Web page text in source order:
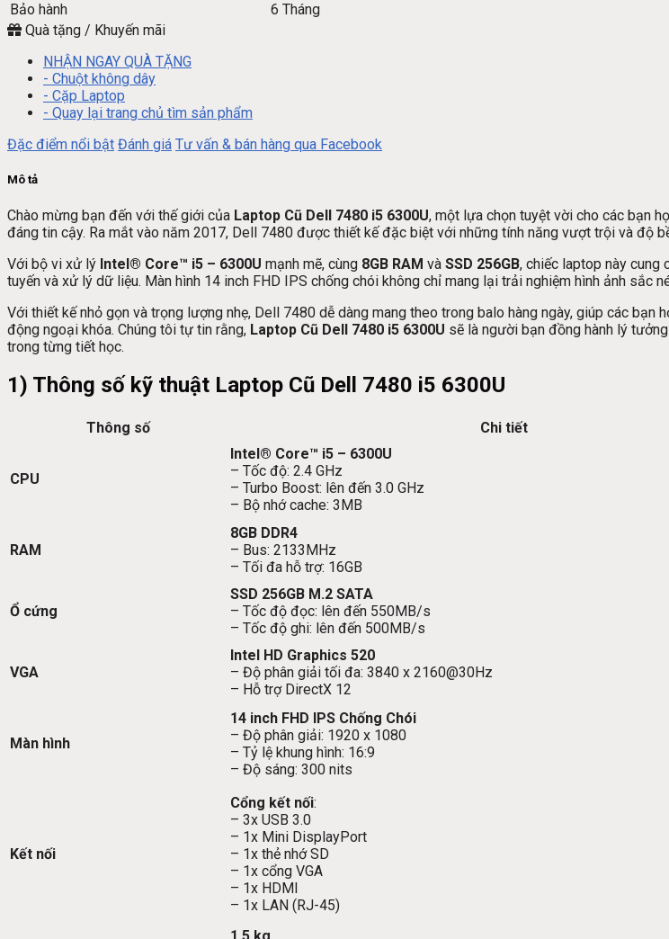
Bảo hành
6 Tháng
Quà tặng / Khuyến mãi
NHẬN NGAY QUÀ TẶNG
- Chuột không dây
- Cặp Laptop
- Quay lại trang chủ tìm sản phẩm
Đặc điểm nổi bật Đánh giá Tư vấn & bán hàng qua Facebook
Mô tả
Chào mừng bạn đến với thế giới của Laptop Cũ Dell 7480 i5 6300U, một lựa chọn tuyệt vời cho các bạn
đáng tin cậy. Ra mắt vào năm 2017, Dell 7480 được thiết kế đặc biệt với những tính năng vượt trội và độ
Với bộ vi xử lý Intel® Core™ i5 – 6300U mạnh mẽ, cùng 8GB RAM và SSD 256GB, chiếc laptop này cung
tuyến và xử lý dữ liệu. Màn hình 14 inch FHD IPS chống chói không chỉ mang lại trải nghiệm hình ảnh sắc
Với thiết kế nhỏ gọn và trọng lượng nhẹ, Dell 7480 dễ dàng mang theo trong balo hàng ngày, giúp các
động ngoại khóa. Chúng tôi tự tin rằng, Laptop Cũ Dell 7480 i5 6300U sẽ là người bạn đồng hành lý
trong từng tiết học.
1) Thông số kỹ thuật Laptop Cũ Dell 7480 i5 6300U
Thông số Chi tiết
CPU
Intel® Core™ i5 – 6300U
– Tốc độ: 2.4 GHz
– Turbo Boost: lên đến 3.0 GHz
– Bộ nhớ cache: 3MB
RAM
8GB DDR4
– Bus: 2133MHz
– Tối đa hỗ trợ: 16GB
Ổ cứng
SSD 256GB M.2 SATA
– Tốc độ đọc: lên đến 550MB/s
– Tốc độ ghi: lên đến 500MB/s
VGA
Intel HD Graphics 520
– Độ phân giải tối đa: 3840 x 2160@30Hz
– Hỗ trợ DirectX 12
Màn hình
14 inch FHD IPS Chống Chói
– Độ phân giải: 1920 x 1080
– Tỷ lệ khung hình: 16:9
– Độ sáng: 300 nits
Kết nối
Cổng kết nối:
– 3x USB 3.0
– 1x Mini DisplayPort
– 1x thẻ nhớ SD
– 1x cổng VGA
– 1x HDMI
– 1x LAN (RJ-45)